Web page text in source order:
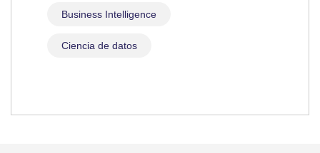
Business Intelligence
Ciencia de datos